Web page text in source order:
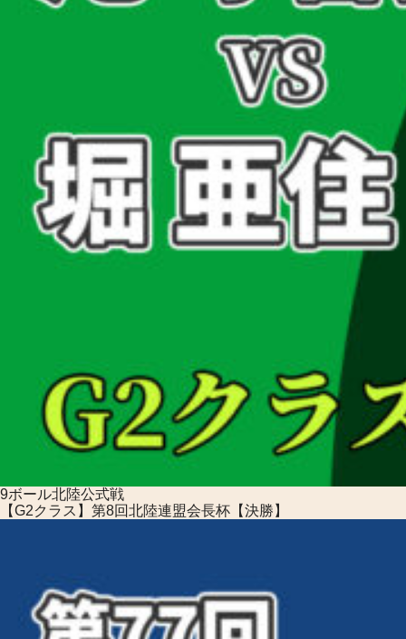
9ボール北陸公式戦
【G2クラス】第8回北陸連盟会長杯【決勝】